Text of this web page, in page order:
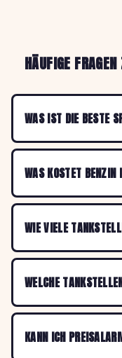
HÄUFIGE
WAS IST DIE BESTE
WAS KOSTET BENZIN
WIE VIELE
WELCHE
KANN ICH